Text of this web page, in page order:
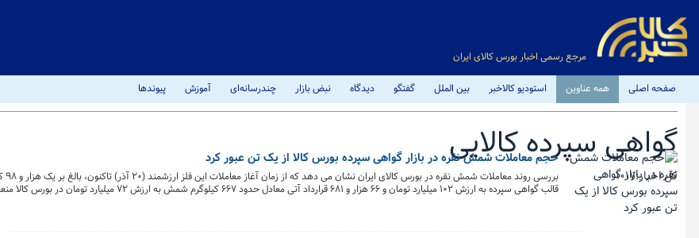
مرجع رسمی اخبار بورس کالای ایران
صفحه اصلی همه عناوین استودیو کالاخبر بین الملل گفتگو دیدگاه نبض بازار چندرسانه‌ای آموزش پیوندها
گواهی سپرده کالایی
کل اخبار:1017
حجم معاملات شمش نقره در بازار گواهی سپرده بورس کالا از یک تن عبور کرد
قالب گواهی سپرده به ارزش ۱۰۲ میلیارد تومان و ۶۶ هزار و ۶۸۱ قرارداد آتی معادل حدود ۶۶۷ کیلوگرم شمش به ارزش ۷۲ میلیارد تومان در بورس کالا منعقد شده است.